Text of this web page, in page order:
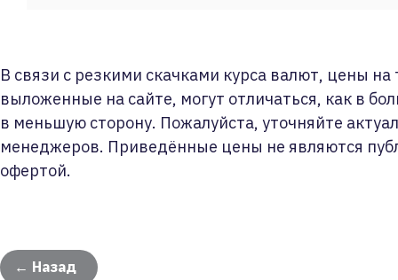
В связи с резкими скачками курса валют, цены на
выложенные на сайте, могут отличаться, как в
в меньшую сторону. Пожалуйста, уточняйте
менеджеров. Приведённые цены не являются
офертой.
← Назад